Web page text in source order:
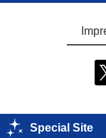
Special Site